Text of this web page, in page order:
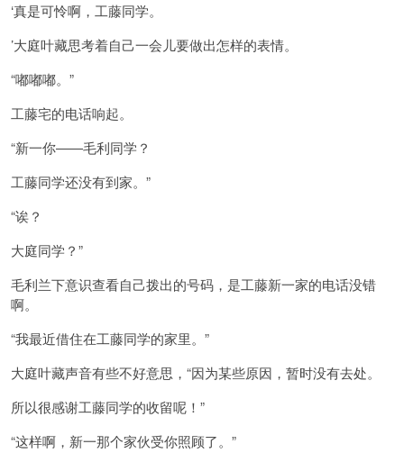
‘真是可怜啊，工藤同学。
’大庭叶藏思考着自己一会儿要做出怎样的表情。
“嘟嘟嘟。”
工藤宅的电话响起。
“新一你――毛利同学？
工藤同学还没有到家。”
“诶？
大庭同学？”
毛利兰下意识查看自己拨出的号码，是工藤新一家的电话没错
啊。
“我最近借住在工藤同学的家里。”
大庭叶藏声音有些不好意思，“因为某些原因，暂时没有去处。
所以很感谢工藤同学的收留呢！”
“这样啊，新一那个家伙受你照顾了。”